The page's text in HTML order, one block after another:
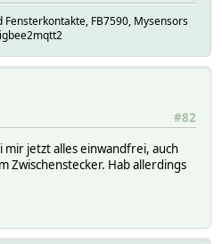
FB7590, Mysensors
#82
jetzt alles einwandfrei, auch
Zwischenstecker. Hab allerdings